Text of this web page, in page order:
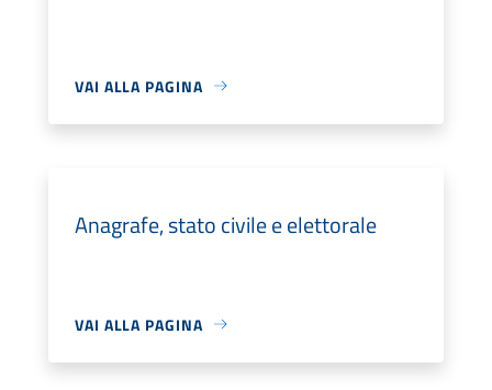
VAI ALLA PAGINA
Anagrafe, stato civile e elettorale
VAI ALLA PAGINA